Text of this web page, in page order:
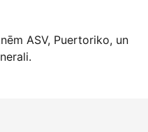
ASV, Puertoriko, un